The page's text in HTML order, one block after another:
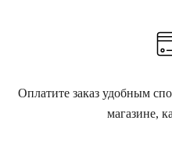
Оплатите заказ удобным
магазине,